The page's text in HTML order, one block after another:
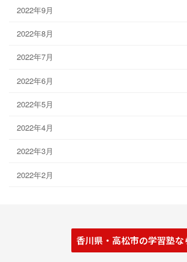
2022年9月
2022年8月
2022年7月
2022年6月
2022年5月
2022年4月
2022年3月
2022年2月
香川県・高松市の学習塾な